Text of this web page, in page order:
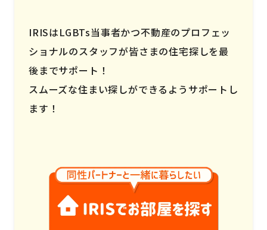
IRISはLGBTs当事者かつ不動産のプロフェッ
ショナルのスタッフが皆さまの住宅探しを最
後までサポート！
スムーズな住まい探しができるようサポートし
ます！